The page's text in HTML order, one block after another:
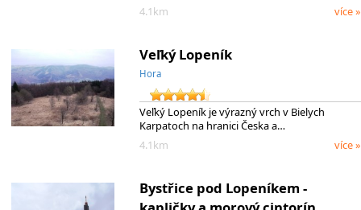
4.1km
více »
Veľký Lopeník
Hora
Veľký Lopeník je výrazný vrch v Bielych
Karpatoch na hranici Česka a…
4.1km
více »
Bystřice pod Lopeníkem -